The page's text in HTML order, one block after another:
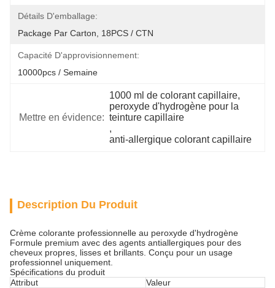
Détails D'emballage:
Package Par Carton, 18PCS / CTN
Capacité D'approvisionnement:
10000pcs / Semaine
Mettre en évidence:
1000 ml de colorant capillaire,
peroxyde d'hydrogène pour la
teinture capillaire
,
anti-allergique colorant capillaire
Description Du Produit
Crème colorante professionnelle au peroxyde d'hydrogène
Formule premium avec des agents antiallergiques pour des
cheveux propres, lisses et brillants. Conçu pour un usage
professionnel uniquement.
Spécifications du produit
Attribut
Valeur